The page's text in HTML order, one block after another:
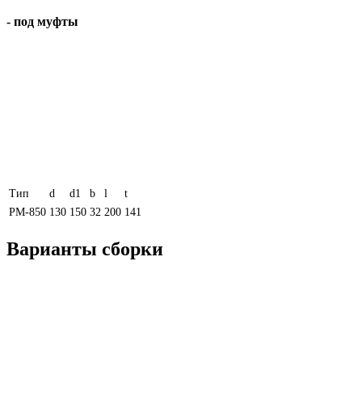
- под муфты
Тип d d1 b l
t
РМ-850 130 150 32 200 141
Варианты сборки